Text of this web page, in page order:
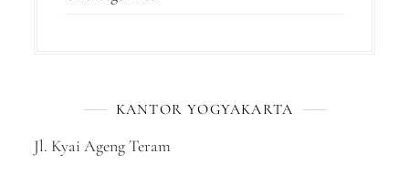
KANTOR YOGYAKARTA
Jl. Kyai Ageng Teram